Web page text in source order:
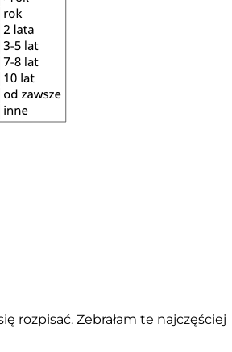
rozpisać. Zebrałam te najczęściej